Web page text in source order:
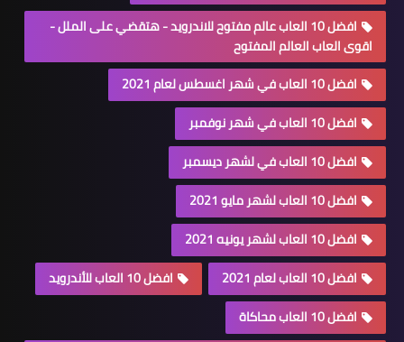
افضل 10 العاب عالم مفتوح للاندرويد - هتقضي على الملل -
اقوى العاب العالم المفتوح
افضل 10 العاب في شهر اغسطس لعام 2021
افضل 10 العاب في شهر نوفمبر
افضل 10 العاب في لشهر ديسمبر
افضل 10 العاب لشهر مايو 2021
افضل 10 العاب لشهر يونيه 2021
افضل 10 العاب لعام 2021
افضل 10 العاب للأندرويد
افضل 10 العاب محاكاة